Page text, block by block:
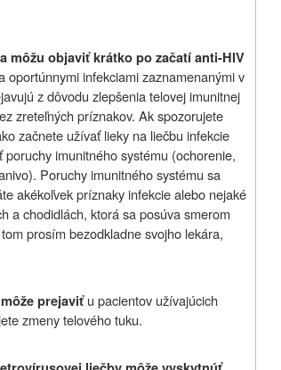
môžu objaviť krátko po začatí anti-HIV
infekciami zaznamenanými v
z dôvodu zlepšenia telovej imunitnej
zreteľných príznakov. Ak spozorujete
začnete užívať lieky na liečbu infekcie
imunitného systému (ochorenie,
Poruchy imunitného systému sa
akékoľvek príznaky infekcie alebo nejaké
a chodidlách, ktorá sa posúva smerom
prosím bezodkladne svojho lekára,
prejaviť u pacientov užívajúcich
zmeny telového tuku.